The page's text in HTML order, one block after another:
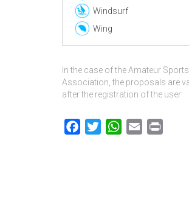
Windsurf
Wing
In the case of the Amateur Sports
Association, the proposals are
after the registration of the user
FacebookTwitterWhatsApp
Email